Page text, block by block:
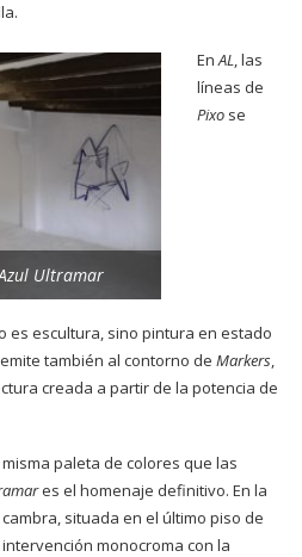
Ultramar
EnAL, las
líneas de
Pixo se
es escultura, sino pintura en estado
también al contorno de Markers,
creada a partir de la potencia de
paleta de colores que las
es el homenaje definitivo. En la
situada en el último piso de
monocroma con la